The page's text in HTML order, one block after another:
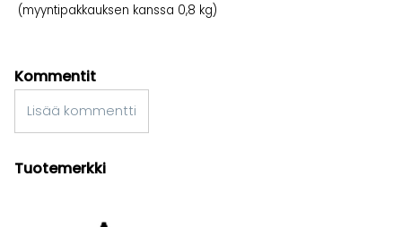
(myyntipakkauksen kanssa 0,8 kg)
Kommentit
Lisää kommentti
Tuotemerkki